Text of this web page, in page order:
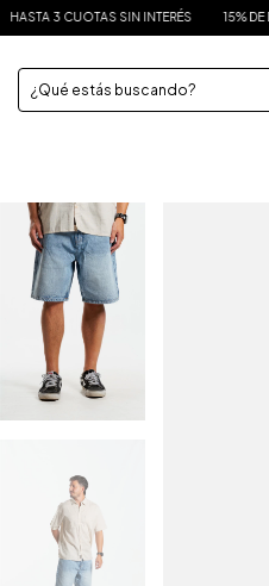
DE DESCUENTO EN TRANSFERENCIA